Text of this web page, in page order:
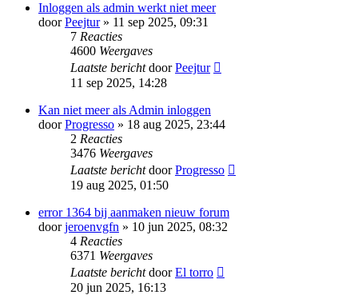
Inloggen als admin werkt niet meer
doorPeejtur» 11 sep 2025, 09:31
7 Reacties
4600 Weergaves
Laatste berichtdoorPeejtur
11 sep 2025, 14:28
Kan niet meer als Admin inloggen
doorProgresso » 18 aug 2025, 23:44
2 Reacties
3476 Weergaves
Laatste berichtdoorProgresso
19 aug 2025, 01:50
error 1364 bij aanmaken nieuw forum
doorjeroenvgfn » 10 jun 2025, 08:32
4 Reacties
6371 Weergaves
Laatste berichtdoorEl torro
20 jun 2025, 16:13